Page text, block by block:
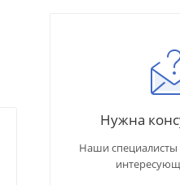
Нужна
Наши специалисты